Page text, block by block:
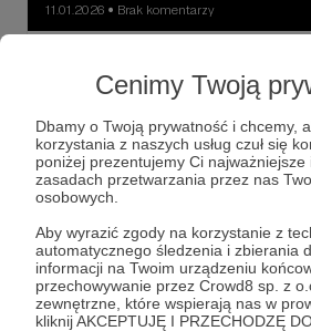
Cenimy Twoją
Dbamy o Twoją prywatność i chcemy,
korzystania z naszych usług czuł się
poniżej prezentujemy Ci najważniejsze
zasadach przetwarzania przez nas
osobowych.
Aby wyrazić zgody na korzystanie z
automatycznego śledzenia i zbierania
informacji na Twoim urządzeniu
przechowywanie przez Crowd8 sp. z
zewnętrzne, które wspierają nas w
kliknij AKCEPTUJĘ I PRZECHODZĘ
11.01.2026 ● Brak komentarzy
Był tym, którego nikt nie
geniuszu czy charyzmy, a z uwagi na
Kiedy w lutym 1994 roku
wrota celi za Aldrichem H. Amesem,
największe klęski kontrwywiadu nie
błyskotliwych agentów pod
za nimi „szarzy ludzie”…
Aldrich Hazen Ames Rosario Casas
James Woolsey